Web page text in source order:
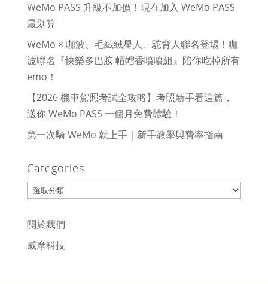
WeMo PASS 升級不加價！現在加入 WeMo PASS
最划算
WeMo × 咖波、毛絨絨星人、駝背人聯名登場！咖
波聯名『快樂多巴胺 帽帽香噴噴組』陪你吃掉所有
emo！
【2026 機車駕照考試全攻略】考照新手看這篇，
送你 WeMo PASS 一個月免費體驗！
第一次騎 WeMo 就上手｜新手教學與費率指南
Categories
Categories
關於我們
威摩科技